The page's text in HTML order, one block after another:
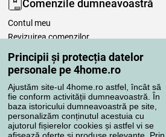
Principii și protecția datelor
personale pe 4home.ro
Ajustăm site-ul 4home.ro astfel, încât să
fie conform activității dumneavoastră. În
baza istoricului dumneavoastră pe site,
personalizăm conținutul acestuia cu
ajutorul fișierelor cookies și astfel vi se
Comenzile dumneavoastră
Contul meu
Revizuirea comenzilor
Reclamaţii
Retragere de la contract
Regulile de procesare a recenziilor
Metode de transport